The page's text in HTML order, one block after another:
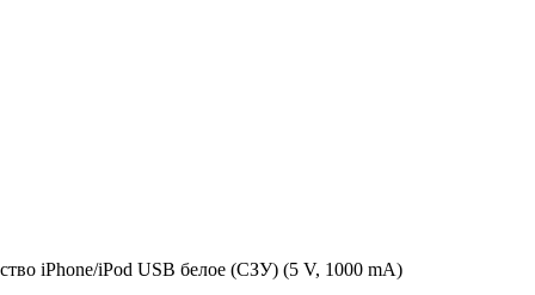
iPhone/iPod USB белое (СЗУ) (5 V, 1000 mA)